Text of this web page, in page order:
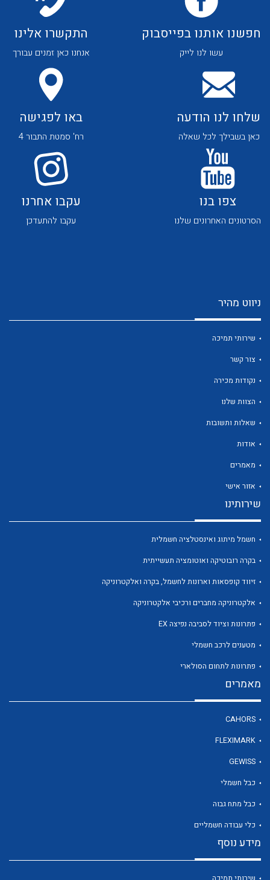
לכל מוצרי היצרן לכל מוצרי היצרן
לכל מוצרי היצרן לכל מוצרי היצרן
חפשנו אותנו בפייסבוק
עשו לנו לייק
התקשרו אלינו
אנחנו כאן זמנים עבורך
שלחו לנו הודעה
כאן בשבילך לכל שאלה
באו לפגישה
רח' סמטת התבור 4
צפו בנו
הסרטונים האחרונים שלנו
עקבו אחרנו
עקבו להתעדכן
ניווט מהיר
שירותי תמיכה
צור קשר
נקודות מכירה
הצוות שלנו
שאלות ותשובות
אודות
מאמרים
אזור אישי
שירותינו
חשמל מיתוג ואינסטלציה חשמלית
בקרה רובוטיקה ואוטומציה תעשייתית
זיווד קופסאות וארונות לחשמל, בקרה ואלקטרוניקה
אלקטרוניקה מחברים ורכיבי אלקטרוניקה
פתרונות וציוד לסביבה נפיצה EX
מטענים לרכב חשמלי
פתרונות לתחום הסולארי
מאמרים
CAHORS
FLEXIMARK
GEWISS
כבל חשמלי
כבל מתח גבוה
כלי עבודה חשמליים
מידע נוסף